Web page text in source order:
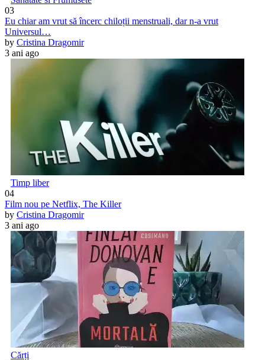
03
Eu chiar am vrut să încerc chiloții menstruali, dar n-a vrut
Universul…
by Cristina Dragomir
3 ani ago
Timp liber
04
Film nou pe Netflix, The Killer
by Cristina Dragomir
3 ani ago
Cărți